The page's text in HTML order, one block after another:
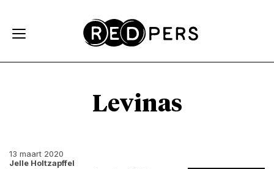
Levinas
13 maart 2020
Jelle Holtzapffel